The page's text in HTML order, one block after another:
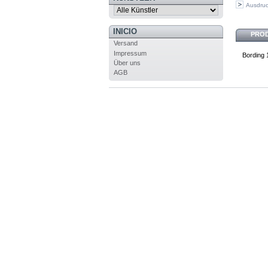
INICIO
Versand
Impressum
Über uns
AGB
Bording